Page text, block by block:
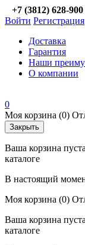
+7 (3812) 628-900
Войти Регистрация
Доставка
Гарантия
Наши
О компании
0
Моя корзина (0)
Закрыть
Ваша корзина
каталоге
В настоящий
Моя корзина (0)
Ваша корзина
каталоге